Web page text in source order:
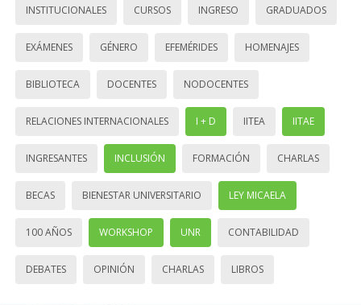
INSTITUCIONALES CURSOS INGRESO GRADUADOS
EXÁMENES GÉNERO EFEMÉRIDES HOMENAJES
BIBLIOTECA DOCENTES NODOCENTES
RELACIONES INTERNACIONALES I + D IITEA IITAE
INGRESANTES INCLUSIÓN FORMACIÓN CHARLAS
BECAS BIENESTAR UNIVERSITARIO LEY MICAELA
100 AÑOS WORKSHOP UNR CONTABILIDAD
DEBATES OPINIÓN CHARLAS LIBROS